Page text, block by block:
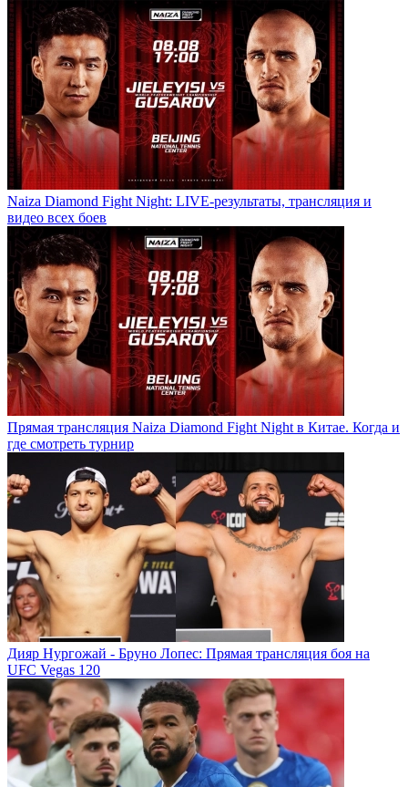
Naiza Diamond Fight Night: LIVE-результаты, трансляция и
видео всех боев
Прямая трансляция Naiza Diamond Fight Night в Китае. Когда и
где смотреть турнир
Дияр Нургожай - Бруно Лопес: Прямая трансляция боя на
UFC Vegas 120